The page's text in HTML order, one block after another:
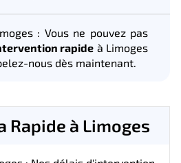
: Vous ne pouvez pas
rapide à Limoges
nous dès maintenant.
Rapide à Limoges